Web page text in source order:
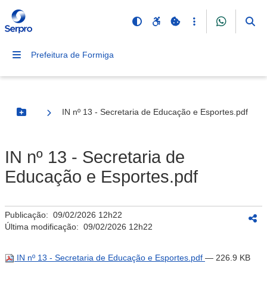
Prefeitura de Formiga
Botão Menu
IN nº 13 - Secretaria de Educação e Esportes.pdf
IN nº 13 - Secretaria de
Educação e Esportes.pdf
Publicação: 09/02/2026 12h22
Última modificação: 09/02/2026 12h22
IN nº 13 - Secretaria de Educação e Esportes.pdf — 226.9 KB